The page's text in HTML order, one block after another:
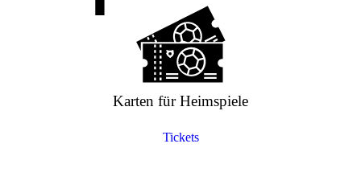
Karten für Heimspiele
Tickets